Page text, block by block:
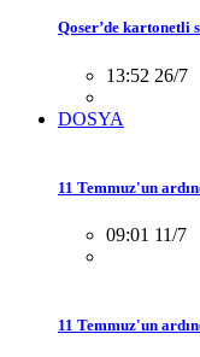
Qoser’de kartonetli
13:52 26/7
DOSYA
11 Temmuz'un
09:01 11/7
11 Temmuz'un